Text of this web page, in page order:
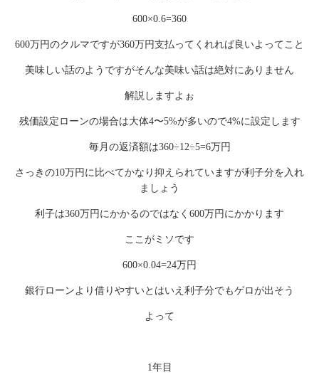
600×0.6=360
600万円のクルマですが360万円支払ってくれれば良いよってこと
美味しい話のようですがそんな美味い話は絶対にありません
解説しますよぉ
残価設定ローンの場合は大体4〜5%が多いので4%に設定します
毎月の返済額は360÷12÷5=6万円
さっきの10万円に比べてかなり抑えられていますが利子分を入れ
ましょう
利子は360万円にかかるのではなく600万円にかかります
ここがミソです
600×0.04=24万円
銀行ローンより借りやすいとはいえ利子分でもゲロが出そう
よって
1年目